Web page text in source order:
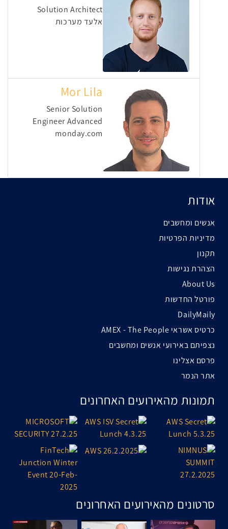
Solution Architect
אלעד מערכות
Mor Lila
Senior Solution
Engineer Advanced
monday.com
אודות
אנשים ומחשבים
מדיניות הפרטיות
תקנון
הצהרת נגישות
About Us
פורטל החדשות
DailyMaily
כרטיס אשראי AMEX - The People
נצפיתם באירועי אנשים ומחשבים
פרסם אצלינו
אתר הנמר
תמונות מהאירועים האחרונים
סרטונים מהאירועים האחרונים